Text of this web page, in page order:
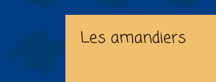
Les amandiers